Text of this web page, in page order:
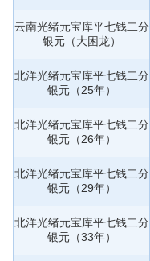
云南光绪元宝库平七钱二分
银元（大困龙）
北洋光绪元宝库平七钱二分
银元（25年）
北洋光绪元宝库平七钱二分
银元（26年）
北洋光绪元宝库平七钱二分
银元（29年）
北洋光绪元宝库平七钱二分
银元（33年）